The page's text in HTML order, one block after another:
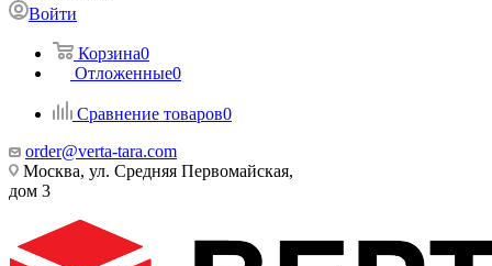
Войти
Корзина0
Отложенные0
Сравнение товаров0
order@verta-tara.com
Москва, ул. Средняя Первомайская,
дом 3